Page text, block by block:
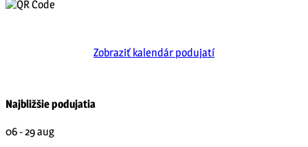
Zobraziť kalendár podujatí
Najbližšie podujatia
06 - 29aug